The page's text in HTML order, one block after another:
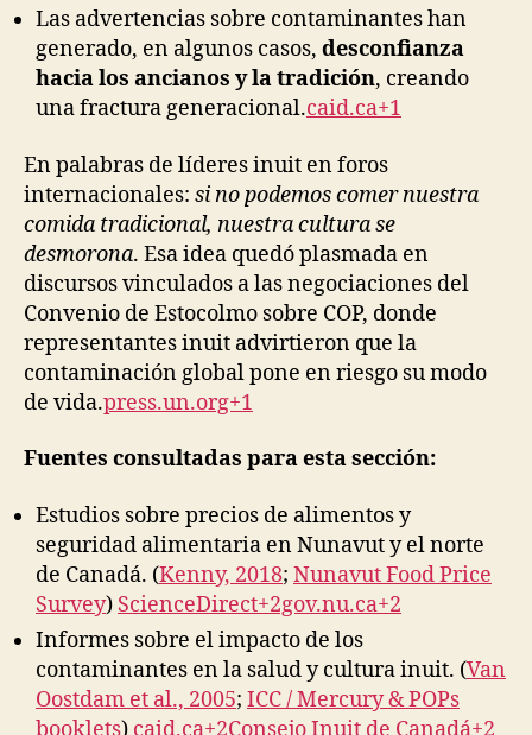
Las advertencias sobre contaminantes han
generado, en algunos casos, desconfianza
hacia los ancianos y la tradición, creando
una fractura generacional.caid.ca+1
En palabras de líderes inuit en foros
internacionales: si no podemos comer nuestra
comida tradicional, nuestra cultura se
desmorona. Esa idea quedó plasmada en
discursos vinculados a las negociaciones del
Convenio de Estocolmo sobre COP, donde
representantes inuit advirtieron que la
contaminación global pone en riesgo su modo
de vida.press.un.org+1
Fuentes consultadas para esta sección:
Estudios sobre precios de alimentos y
seguridad alimentaria en Nunavut y el norte
de Canadá. (Kenny, 2018; Nunavut Food Price
Survey) ScienceDirect+2gov.nu.ca+2
Informes sobre el impacto de los
contaminantes en la salud y cultura inuit. (Van
Oostdam et al., 2005; ICC / Mercury & POPs
booklets) caid.ca+2Consejo Inuit de Canadá+2